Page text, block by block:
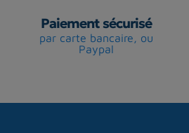
Paiement sécurisé
par carte bancaire, ou
Paypal